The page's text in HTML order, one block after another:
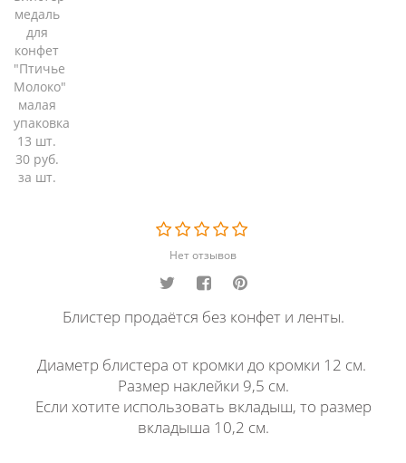
Нет отзывов
Блистер продаётся без конфет и ленты.
Диаметр блистера от кромки до кромки 12 см.
Размер наклейки 9,5 см.
Если хотите использовать вкладыш, то размер
вкладыша 10,2 см.